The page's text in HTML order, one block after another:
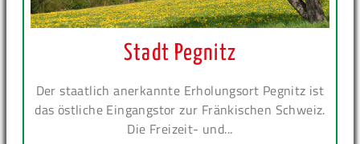
Stadt Pegnitz
Der staatlich anerkannte Erholungsort Pegnitz ist
das östliche Eingangstor zur Fränkischen Schweiz.
Die Freizeit- und...